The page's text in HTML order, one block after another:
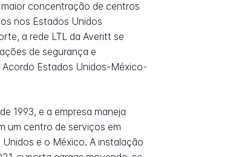
concentração de centros
nos Estados Unidos
a rede LTL da Averitt se
de segurança e
Estados Unidos-México-
1993, e a empresa maneja
um centro de serviços em
e o México. A instalação